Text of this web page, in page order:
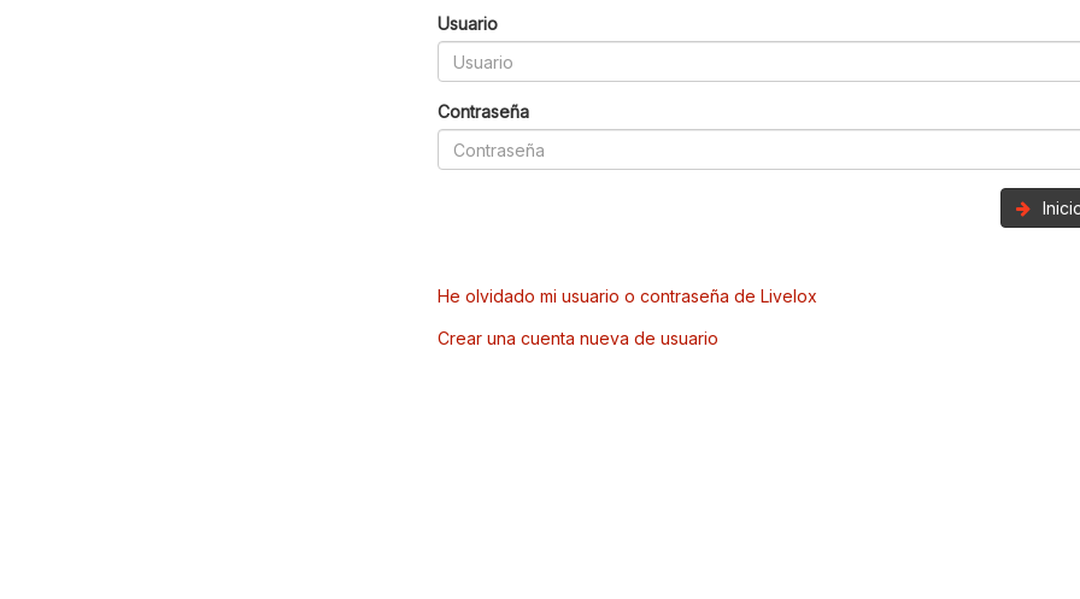
Usuario
Contraseña
He olvidado mi usuario o contraseña de Livelox
Crear una cuenta nueva de usuario